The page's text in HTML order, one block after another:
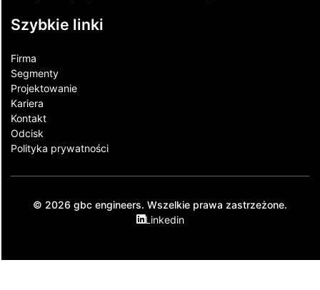
Szybkie linki
Firma
Segmenty
Projektowanie
Kariera
Kontakt​
Odcisk
Polityka prywatności
© 2026 gbc engineers. Wszelkie prawa zastrzeżone.
Linkedin